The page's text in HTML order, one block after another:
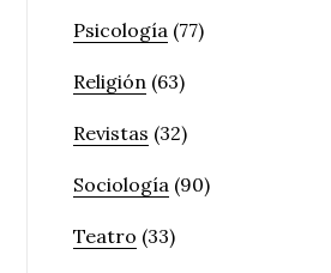
Psicología (77)
Religión (63)
Revistas (32)
Sociología (90)
Teatro (33)